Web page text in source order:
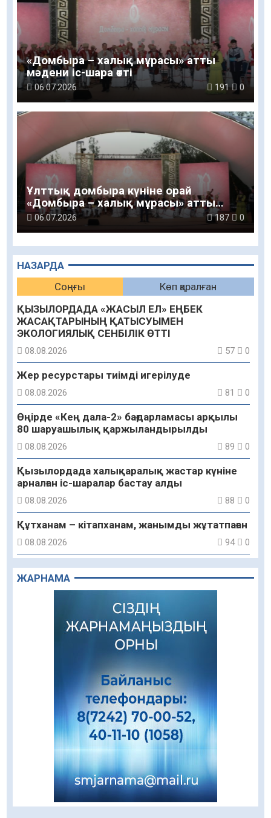
НАЗАРДА
Соңғы
Көп қаралған
ҚЫЗЫЛОРДАДА «ЖАСЫЛ ЕЛ» ЕҢБЕК
ЖАСАҚТАРЫНЫҢ ҚАТЫСУЫМЕН
ЭКОЛОГИЯЛЫҚ СЕНБІЛІК ӨТТІ
08.08.2026 57 0
Жер ресурстары тиімді игерілуде
08.08.2026 81 0
Өңірде «Кең дала-2» бағдарламасы арқылы
80 шаруашылық қаржыландырылды
08.08.2026 89 0
Қызылордада халықаралық жастар күніне
арналған іс-шаралар бастау алды
08.08.2026 88 0
Құтханам – кітапханам, жанымды жұтатпаған
08.08.2026 94 0
Құрылыс қарқыны – қала дамуының айғағы
08.08.2026
Зәулім ғимараттарда туған жерді түлеткен
азаматтардың қолтаңбасы бар
Еңбегі ерлікпен тең мамандық
Даналықтың шырағданы, ой-сананың
шамшырағы
08.08.2026
Кенеге қарсы залалсыздандыру жұмыстары
жүргізілуде
07.08.2026
ЖАРНАМА
«Домбыра – халық мұрасы» атты
мәдени іс-шара өтті
06.07.2026 191 0
Ұлттық домбыра күніне орай
«Домбыра – халық мұрасы» атты
мәдени іс-шара өтті
06.07.2026 187 0